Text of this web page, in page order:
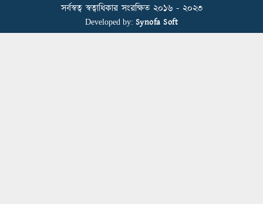
বিডিআরএমজিপি এফএনএফ ফাউন্ডেশনের
সর্বস্বত্ব স্বত্বাধিকার সংরক্ষিত ২০১৬ - ২০২৩
Developed by: Synofa Soft